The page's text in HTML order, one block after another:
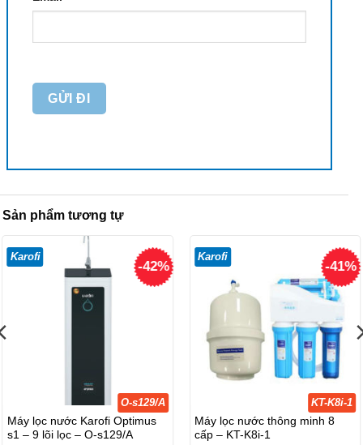
Sản phẩm tương tự
-42%
Karofi
O-s129/A
Máy lọc nước Karofi Optimus
s1 – 9 lõi lọc – O-s129/A
-41%
Karofi
KT-K8i-1
Máy lọc nước thông minh 8
cấp – KT-K8i-1